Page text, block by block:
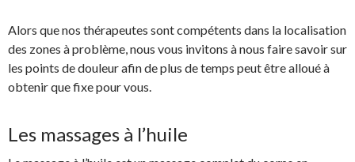
Alors que nos thérapeutes sont compétents dans la localisation
des zones à problème, nous vous invitons à nous faire savoir sur
les points de douleur afin de plus de temps peut être alloué à
obtenir que fixe pour vous.
Les massages à l’huile